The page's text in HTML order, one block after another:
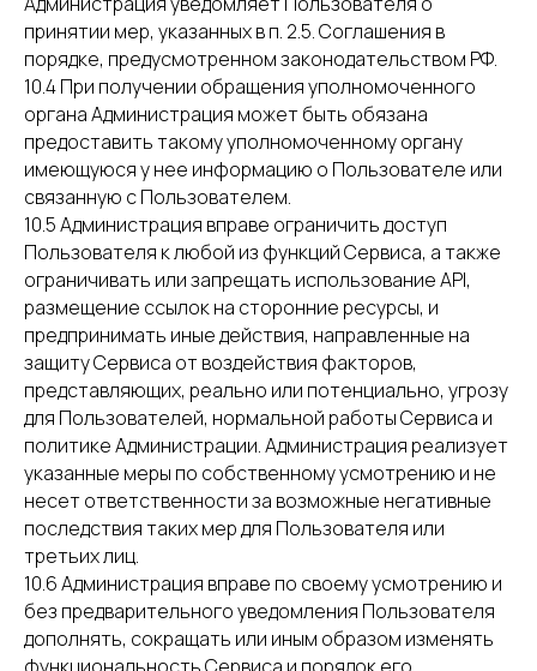
принятии мер, указанных в п. 2.5. Соглашения в
порядке, предусмотренном законодательством РФ.
10.4 При получении обращения уполномоченного
органа Администрация может быть обязана
предоставить такому уполномоченному органу
имеющуюся у нее информацию о Пользователе или
связанную с Пользователем.
10.5 Администрация вправе ограничить доступ
Пользователя к любой из функций Сервиса, а также
ограничивать или запрещать использование API,
размещение ссылок на сторонние ресурсы, и
предпринимать иные действия, направленные на
защиту Сервиса от воздействия факторов,
представляющих, реально или потенциально, угрозу
для Пользователей, нормальной работы Сервиса и
политике Администрации. Администрация реализует
указанные меры по собственному усмотрению и не
несет ответственности за возможные негативные
последствия таких мер для Пользователя или
третьих лиц.
10.6 Администрация вправе по своему усмотрению и
без предварительного уведомления Пользователя
дополнять, сокращать или иным образом изменять